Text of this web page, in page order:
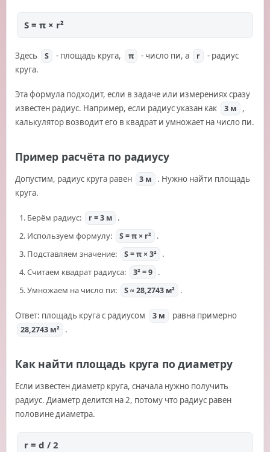
S = π × r²
Здесь S - площадь круга, π - число пи, а r
- радиус
круга.
Эта формула подходит, если в задаче или измерениях сразу
известен радиус. Например, если радиус указан как
3 м
,
калькулятор возводит его в квадрат и умножает на число пи.
Пример расчёта по радиусу
Допустим, радиус круга равен 3 м
. Нужно найти площадь
круга.
Берём радиус: r = 3 м .
Используем формулу:
S = π × r² .
Подставляем значение:
S = π × 3² .
Считаем квадрат радиуса:
3² = 9 .
Умножаем на число пи:
S ≈ 28,2743 м² .
Ответ: площадь круга с радиусом 3 м равна примерно
28,2743 м² .
Как найти площадь круга по диаметру
Если известен диаметр круга, сначала нужно получить
радиус. Диаметр делится на 2, потому что радиус равен
половине диаметра.
r = d / 2